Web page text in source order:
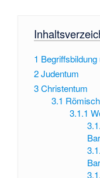
1
2Judentum
3Christentum
3.1
3.1.1